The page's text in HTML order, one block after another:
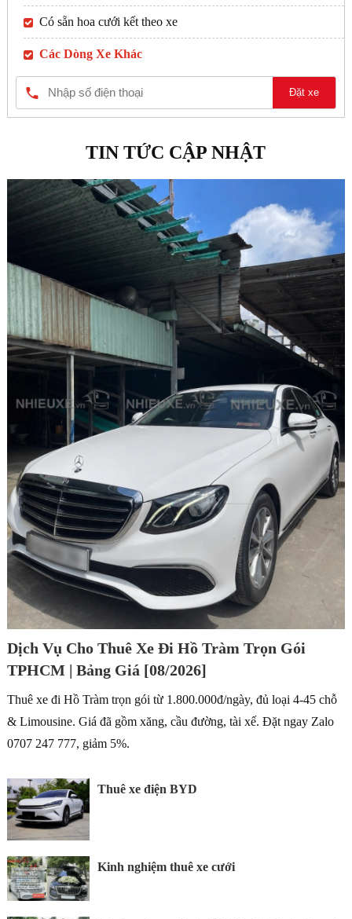
Có sẵn hoa cưới kết theo xe
Các Dòng Xe Khác
Đặt xe
TIN TỨC CẬP NHẬT
Dịch Vụ Cho Thuê Xe Đi Hồ Tràm Trọn Gói
TPHCM | Bảng Giá [08/2026]
Thuê xe đi Hồ Tràm trọn gói từ 1.800.000đ/ngày, đủ loại 4-45 chỗ
& Limousine. Giá đã gồm xăng, cầu đường, tài xế. Đặt ngay Zalo
0707 247 777, giảm 5%.
Thuê xe điện BYD
Kinh nghiệm thuê xe cưới